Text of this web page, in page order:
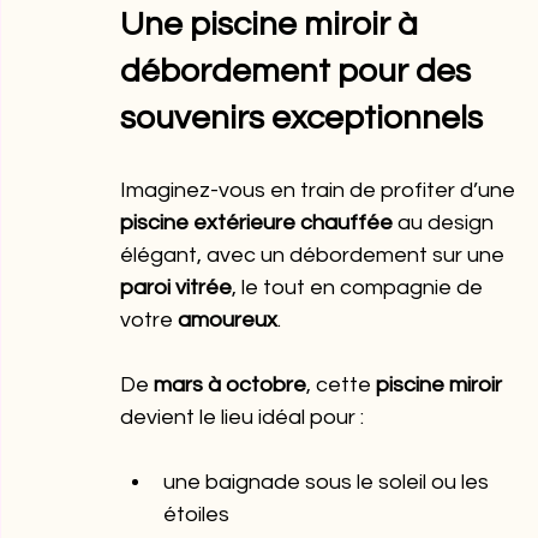
Une piscine miroir à
débordement pour des
souvenirs exceptionnels
Imaginez-vous en train de profiter d’une
piscine extérieure chauffée au design
élégant, avec un débordement sur une
paroi vitrée, le tout en compagnie de
votre amoureux.
De mars à octobre, cette piscine miroir
devient le lieu idéal pour :
une baignade sous le soleil ou les
étoiles